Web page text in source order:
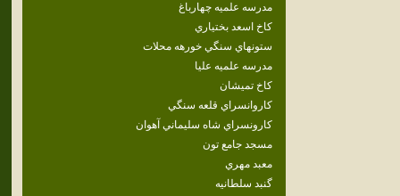
مدرسه علميه چهارباغ
كاخ اسعد بختياري
ستونهاي سنگي خورهه محلات
مدرسه علميه عليا
كاخ تميشان
كاروانسراي‌ قلعه‌ سنگي‌
كارونسراي‌ شاه‌ سليماني‌ آهوان‌
مسجد جامع تون
معبد مهري
گنبد سلطانيه